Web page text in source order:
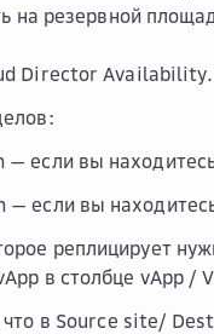
на резервной
Director Availability.
— если вы
— если вы
реплицирует
в столбце vApp /
в Source site/